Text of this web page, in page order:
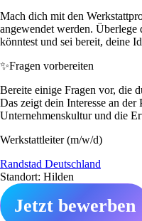
Mach dich mit den
angewendet werden. Überlege
könntest und sei bereit, deine
✨Fragen vorbereiten
Bereite einige Fragen vor, die
Das zeigt dein Interesse an
Unternehmenskultur und die
Werkstattleiter (m/w/d)
Randstad Deutschland
Standort: Hilden
Jetzt bewerben